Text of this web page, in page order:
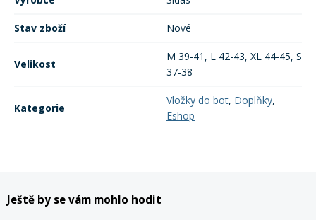
Stav zboží Nové
Velikost
M 39-41, L 42-43, XL 44-45, S
37-38
Kategorie
Vložky do bot, Doplňky,
Eshop
Ještě by se vám mohlo hodit